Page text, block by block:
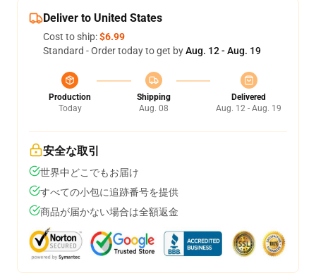
Deliver to United States
Cost to ship:$6.99
Standard - Order today to get byAug. 12 - Aug. 19
Production
Today
Shipping
Aug. 08
Delivered
Aug. 12 - Aug. 19
安全な取引
世界中どこでもお届け
すべての小包に追跡番号を提供
商品が届かない場合は全額返金